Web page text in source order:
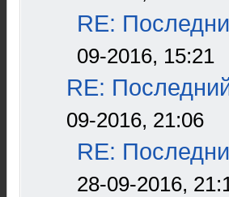
RE:
09-2016, 15:21
RE:
09-2016, 21:06
RE:
28-09-2016,